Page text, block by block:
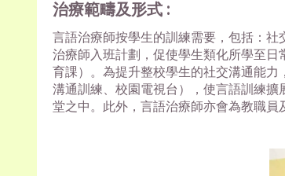
治療範疇及形式 :
言語治療師按學生的訓練需要，包括：
治療師入班計劃，促使學生類化所學至
育課）。為提升整校學生的社交溝通能
溝通訓練、校園電視台），使言語訓練
堂之中。此外，言語治療師亦會為教職員